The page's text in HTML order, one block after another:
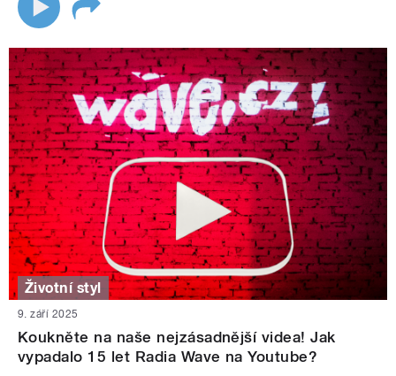
Životní styl
9. září 2025
Koukněte na naše nejzásadnější videa! Jak
vypadalo 15 let Radia Wave na Youtube?